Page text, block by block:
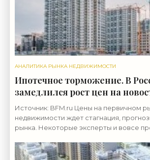
АНАЛИТИКА РЫНКА НЕДВИЖИМОСТИ
Ипотечное торможение. В
замедлился рост цен на
«Аналитика рынка»
Источник: BFM.ru Цены на первичном
недвижимости ждет стагнация,
рынка. Некоторые эксперты и вовсе
городах